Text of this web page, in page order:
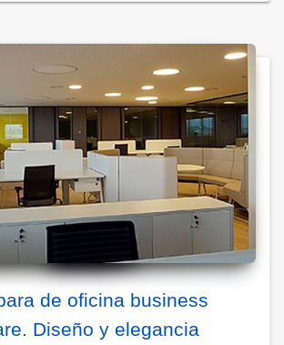
de oficina business
Diseño y elegancia